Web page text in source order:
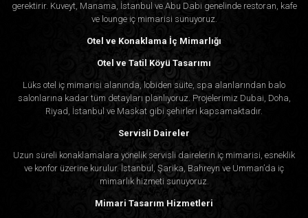
gerektirir. Kuveyt, Manama, İstanbul ve Abu Dabi genelinde restoran, kafe
ve lounge iç mimarisi sunuyoruz.
Otel ve Konaklama İç Mimarlığı
Otel ve Tatil Köyü Tasarımı
Lüks otel iç mimarisi alanında, lobiden süite, spa alanlarından balo
salonlarına kadar tüm detayları planlıyoruz. Projelerimiz Dubai, Doha,
Riyad, İstanbul ve Maskat gibi şehirleri kapsamaktadır.
Servisli Daireler
Uzun süreli konaklamalara yönelik servisli dairelerin iç mimarisi, esneklik
ve konfor üzerine kurulur. İstanbul, Şarika, Bahreyn ve Umman’da iç
mimarlık hizmeti sunuyoruz.
Mimari Tasarım Hizmetleri